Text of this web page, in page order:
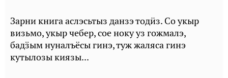
Зарни книга аслэсьтыз данзэ тодӥз. Со укыр
визьмо, укыр чебер, сое ноку уз гожмалэ,
бадӟым нуналъёсы гинэ, туж жаляса гинэ
кутылозы киязы...